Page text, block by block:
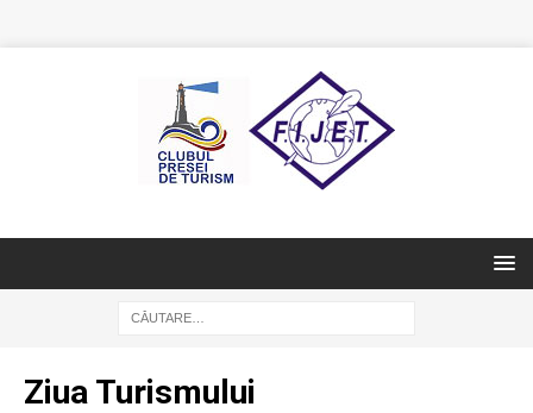
Ziua Turismului